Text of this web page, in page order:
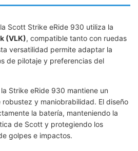
Scott Strike eRide 930 utiliza la
(VLK), compatible tanto con ruedas
versatilidad permite adaptar la
de pilotaje y preferencias del
la Strike eRide 930 mantiene un
y maniobrabilidad. El diseño
la batería, manteniendo la
de Scott y protegiendo los
golpes e impactos.